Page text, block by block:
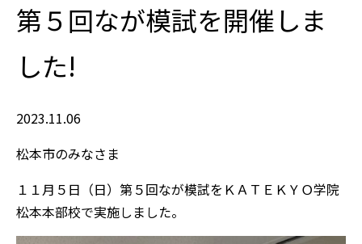
第５回なが模試を開催しま
した!
2023.11.06
松本市のみなさま
１１月５日（日）第５回なが模試をＫＡＴＥＫＹＯ学院
松本本部校で実施しました。